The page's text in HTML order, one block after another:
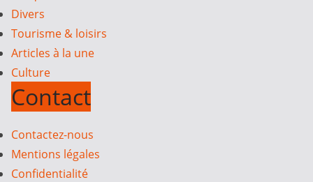
Divers
Tourisme & loisirs
Articles à la une
Culture
Contact
Contactez-nous
Mentions légales
Confidentialité